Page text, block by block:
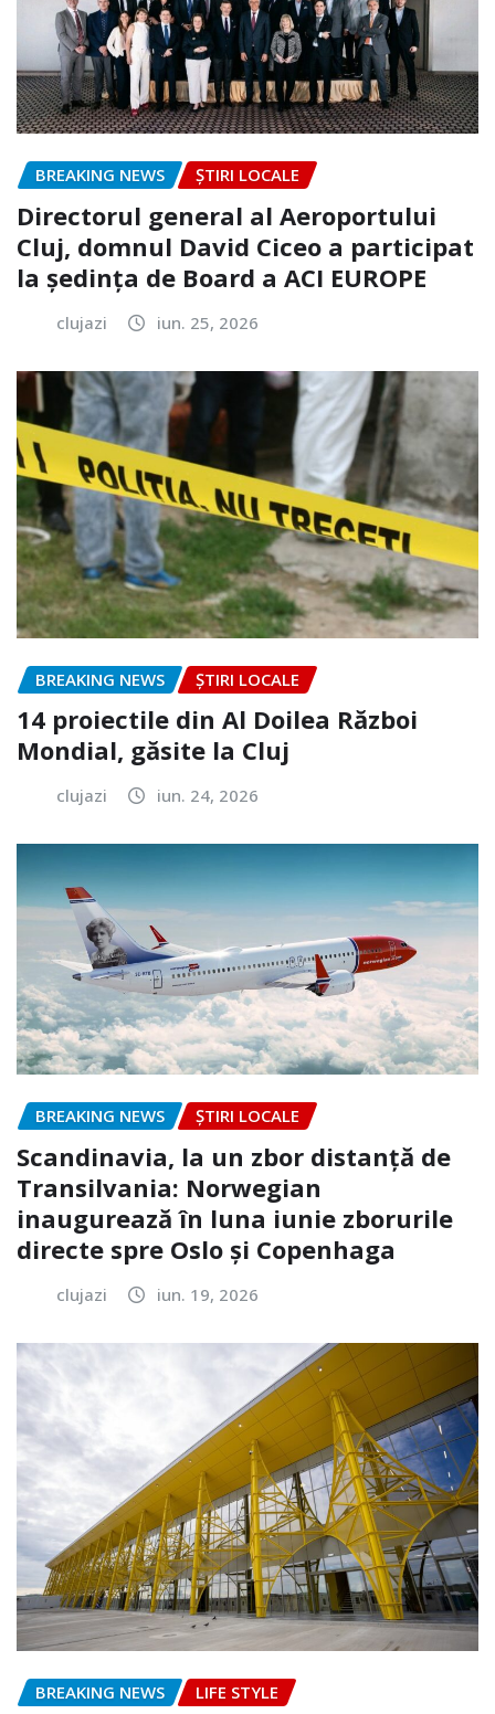
BREAKING NEWS ȘTIRI LOCALE
Directorul general al Aeroportului
Cluj, domnul David Ciceo a participat
la ședința de Board a ACI EUROPE
clujazi iun. 25, 2026
BREAKING NEWS ȘTIRI LOCALE
14 proiectile din Al Doilea Război
Mondial, găsite la Cluj
clujazi iun. 24, 2026
BREAKING NEWS ȘTIRI LOCALE
Scandinavia, la un zbor distanță de
Transilvania: Norwegian
inaugurează în luna iunie zborurile
directe spre Oslo și Copenhaga
clujazi iun. 19, 2026
BREAKING NEWS LIFE STYLE